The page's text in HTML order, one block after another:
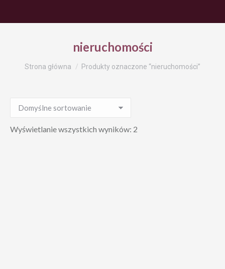
nieruchomości
Jesteś tutaj:
Strona główna Produkty oznaczone “nieruchomości”
Wyświetlanie wszystkich wyników: 2